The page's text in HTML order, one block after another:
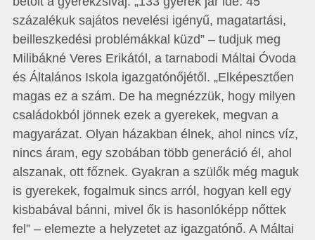
százalékuk sajátos nevelési igényű, magatartási,
beilleszkedési problémákkal küzd” – tudjuk meg
Milibákné Veres Erikától, a tarnabodi Máltai Óvoda
és Általános Iskola igazgatónőjétől. „Elképesztően
magas ez a szám. De ha megnézzük, hogy milyen
családokból jönnek ezek a gyerekek, megvan a
magyarázat. Olyan házakban élnek, ahol nincs víz,
nincs áram, egy szobában több generáció él, ahol
alszanak, ott főznek. Gyakran a szülők még maguk
is gyerekek, fogalmuk sincs arról, hogyan kell egy
kisbabával bánni, mivel ők is hasonlóképp nőttek
fel” – elemezte a helyzetet az igazgatónő. A Máltai